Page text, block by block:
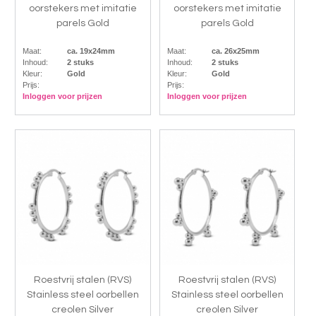
oorstekers met imitatie
parels Gold
Maat:
ca. 19x24mm
Inhoud:
2 stuks
Kleur:
Gold
Prijs:
Inloggen voor prijzen
oorstekers met imitatie
parels Gold
Maat:
ca. 26x25mm
Inhoud:
2 stuks
Kleur:
Gold
Prijs:
Inloggen voor prijzen
Roestvrij stalen (RVS)
Stainless steel oorbellen
creolen Silver
Roestvrij stalen (RVS)
Stainless steel oorbellen
creolen Silver